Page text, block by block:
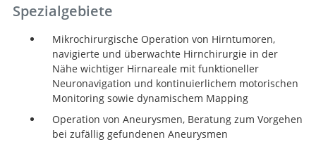
Spezialgebiete
Mikrochirurgische Operation von Hirntumoren,
navigierte und überwachte Hirnchirurgie in der
Nähe wichtiger Hirnareale mit funktioneller
Neuronavigation und kontinuierlichem motorischen
Monitoring sowie dynamischem Mapping
Operation von Aneurysmen, Beratung zum Vorgehen
bei zufällig gefundenen Aneurysmen